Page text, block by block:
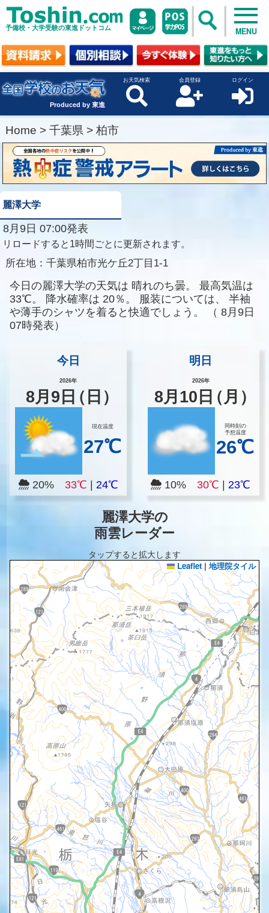
予備校・大学受験の東進ドットコム MENU
Produced by 東進
お天気検索 会員登録 ログイン
Home > 千葉県 > 柏市
麗澤大学
8月9日 07:00発表
リロードすると1時間ごとに更新されます。
所在地： 千葉県柏市光ケ丘2丁目1-1
今日の麗澤大学の天気は 晴れのち曇。
最高気温は
33℃。
降水確率は 20％。 服装については、
半袖
や薄手のシャツを着ると快適でしょう。
（ 8月9日
07時発表）
今日
2026年
8月 9 日（日）
現在温度
27℃
20% 33℃ 24℃
明日
2026年
8月 10 日（月）
同時刻の
予想温度
26℃
10%30℃ |23℃
麗澤大学の
雨雲レーダー
タップすると拡大します
Leaflet | 地理院タイル